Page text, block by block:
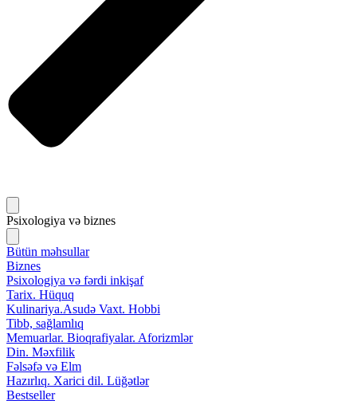
Psixologiya və biznes
Bütün məhsullar
Biznes
Psixologiya və fərdi inkişaf
Tarix. Hüquq
Kulinariya.Asudə Vaxt. Hobbi
Tibb, sağlamlıq
Memuarlar. Bioqrafiyalar. Aforizmlər
Din. Məxfilik
Fəlsəfə və Elm
Hazırlıq. Xarici dil. Lüğətlər
Bestseller